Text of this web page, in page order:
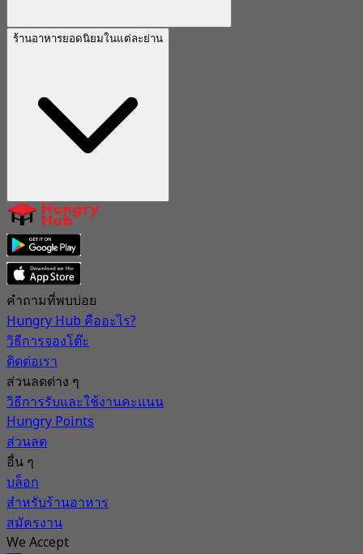
ร้านอาหารยอดนิยมในแต่ละย่าน
คำถามที่พบบ่อย
Hungry Hub คืออะไร?
วิธีการจองโต๊ะ
ติดต่อเรา
ส่วนลดต่าง ๆ
วิธีการรับและใช้งานคะแนน
Hungry Points
ส่วนลด
อื่น ๆ
บล็อก
สำหรับร้านอาหาร
สมัครงาน
We Accept